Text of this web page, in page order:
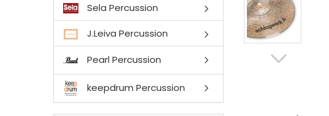
Sela Percussion
J.Leiva Percussion
Pearl Percussion
keepdrum Percussion